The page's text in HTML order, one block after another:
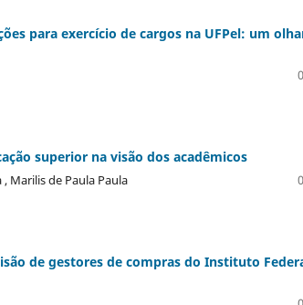
para exercício de cargos na UFPel: um
superior na visão dos acadêmicos
Marilis de Paula Paula
de gestores de compras do Instituto